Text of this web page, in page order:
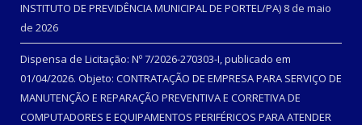
INSTITUTO DE PREVIDÊNCIA MUNICIPAL DE PORTEL/PA) 8 de maio
de 2026
Dispensa de Licitação: Nº 7/2026-270303-I, publicado em
01/04/2026. Objeto: CONTRATAÇÃO DE EMPRESA PARA SERVIÇO DE
MANUTENÇÃO E REPARAÇÃO PREVENTIVA E CORRETIVA DE
COMPUTADORES E EQUIPAMENTOS PERIFÉRICOS PARA ATENDER